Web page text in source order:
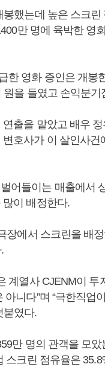
봉했는데 높은 스크
만 명에 육박한 영
한 영화 증인은 개봉
을 들였고 손익분기
출을 맡았고 배우
호사가 이 살인사
어들이는 매출에서
이 배정한다.
장에서 스크린을 배
계열사 CJENM이
아니다”며 “극한직
붙였다.
만 명의 관객을 모
스크린 점유율은